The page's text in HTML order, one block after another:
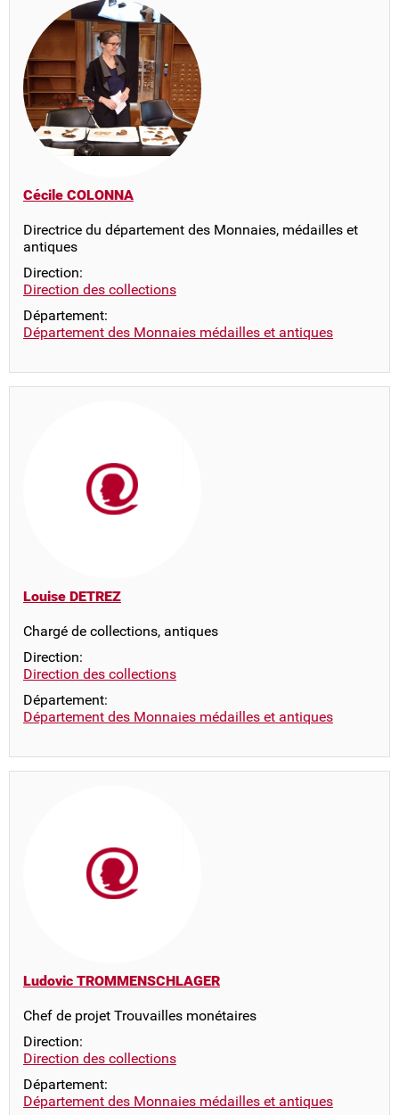
Cécile COLONNA
Directrice du département des Monnaies, médailles et
antiques
Direction:
Direction des collections
Département:
Département des Monnaies médailles et antiques
Louise DETREZ
Chargé de collections, antiques
Direction:
Direction des collections
Département:
Département des Monnaies médailles et antiques
Ludovic TROMMENSCHLAGER
Chef de projet Trouvailles monétaires
Direction:
Direction des collections
Département:
Département des Monnaies médailles et antiques